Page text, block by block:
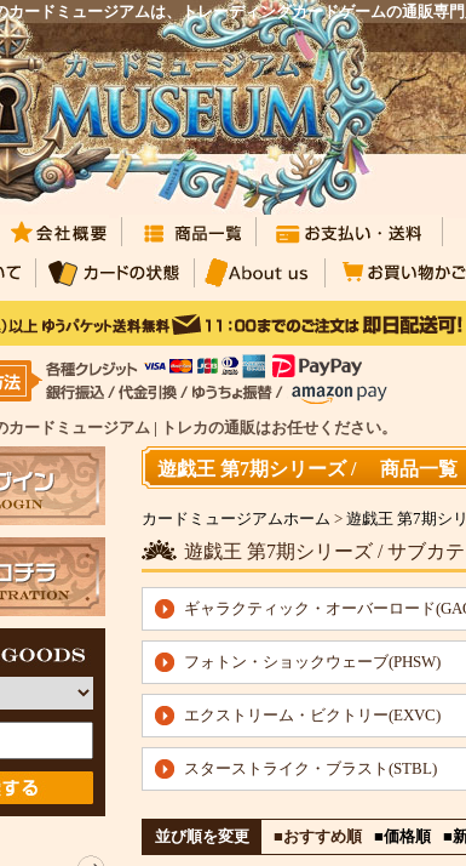
カードミュージアムは、トレーディングカードゲームの通販専門
ードミュージアム | トレカの通販はお任せください。
遊戯王 第7期シリーズ / 商品一覧
カードミュージアムホーム > 遊戯王 第7期シ
遊戯王 第7期シリーズ / サブカテ
ギャラクティック・オーバーロード
フォトン・ショックウェーブ(PHSW)
エクストリーム・ビクトリー(EXVC)
スターストライク・ブラスト(STBL)
並び順を変更 ■おすすめ順 ■価格順 ■